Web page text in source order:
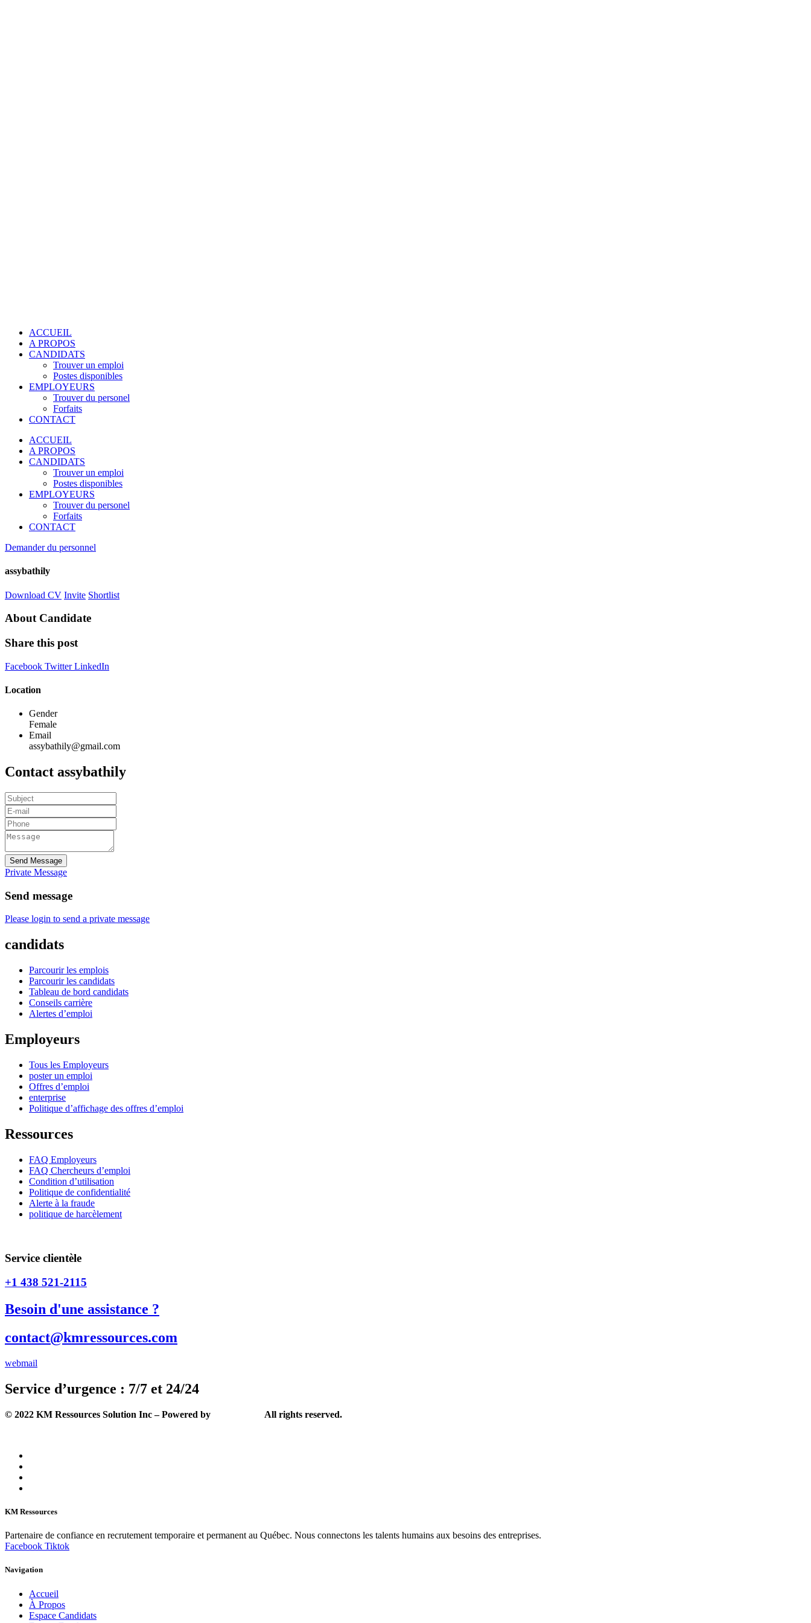
ACCUEIL
A PROPOS
CANDIDATS
Trouver un emploi
Postes disponibles
EMPLOYEURS
Trouver du personel
Forfaits
CONTACT
ACCUEIL
A PROPOS
CANDIDATS
Trouver un emploi
Postes disponibles
EMPLOYEURS
Trouver du personel
Forfaits
CONTACT
Demander du personnel
assybathily
Download CV Invite Shortlist
About Candidate
Share this post
Facebook TwitterLinkedIn
Location
Gender
Female
Email
assybathily@gmail.com
Contact assybathily
Send Message
Private Message
Send message
Please login to send a private message
candidats
Parcourir les emplois
Parcourir les candidats
Tableau de bord candidats
Conseils carrière
Alertes d’emploi
Employeurs
Tous les Employeurs
poster un emploi
Offres d’emploi
enterprise
Politique d’affichage des offres d’emploi
Ressources
FAQ Employeurs
FAQ Chercheurs d’emploi
Condition d’utilisation
Politique de confidentialité
Alerte à la fraude
politique de harcèlement
Service clientèle
+1 438 521-2115
Besoin d'une assistance ?
contact@kmressources.com
webmail
Service d’urgence : 7/7 et 24/24
© 2022 KM Ressources Solution Inc – Powered by All rights reserved.
KM Ressources
Partenaire de confiance en recrutement temporaire et permanent au Québec. Nous connectons les talents humains aux besoins des entreprises.
Facebook Tiktok
Navigation
Accueil
À Propos
Espace Candidats